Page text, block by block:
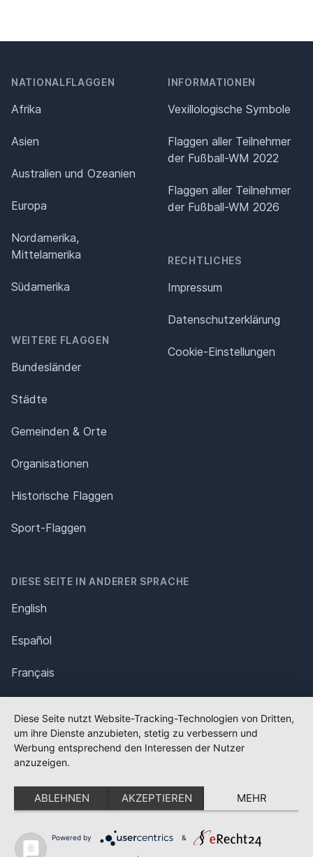
NATIONALFLAGGEN
Afrika
Asien
Australien und Ozeanien
Europa
Nordamerika,
Mittelamerika
Südamerika
WEITERE FLAGGEN
Bundesländer
Städte
Gemeinden & Orte
Organisationen
Historische Flaggen
Sport-Flaggen
INFORMATIONEN
Vexillologische Symbole
Flaggen aller Teilnehmer
der Fußball-WM 2022
Flaggen aller Teilnehmer
der Fußball-WM 2026
RECHTLICHES
Impressum
Datenschutz­erklärung
Cookie-Einstellungen
DIESE SEITE IN ANDERER SPRACHE
English
Español
Français
Polska
Português
Nederlands
Svenska
Diese Seite nutzt Website-Tracking-Technologien von Dritten,
um ihre Dienste anzubieten, stetig zu verbessern und
Werbung entsprechend den Interessen der Nutzer
anzuzeigen.
ABLEHNEN AKZEPTIEREN MEHR
Powered by &